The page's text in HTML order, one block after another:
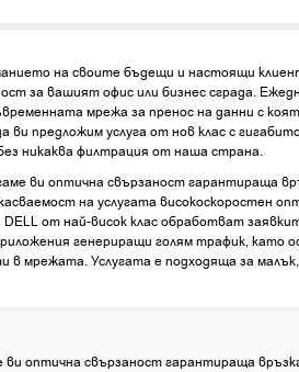
на своите бъдещи и настоящи
за вашият офис или бизнес сграда.
мрежа за пренос на данни с
ви предложим услуга от нов клас с
никаква филтрация от наша страна.
ви оптична свързаност гарантираща
на услугата високоскоростен
DELL от най-висок клас обработват
генериращи голям трафик, като
в мрежата. Услугата е подходяща за
ви оптична свързаност гарантираща